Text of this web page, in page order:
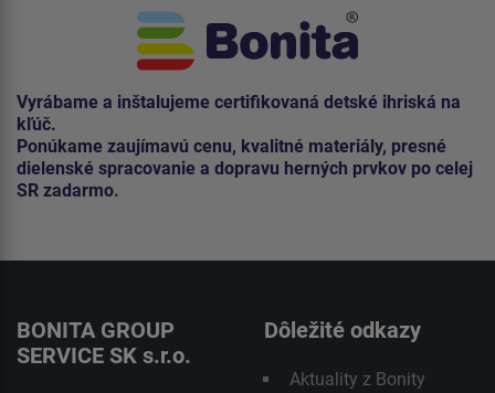
Vyrábame a inštalujeme certifikovaná detské ihriská na
kľúč.
Ponúkame zaujímavú cenu, kvalitné materiály, presné
dielenské spracovanie a dopravu herných prvkov po celej
SR zadarmo.
BONITA GROUP
SERVICE SK s.r.o.
Dôležité odkazy
Aktuality z Bonity